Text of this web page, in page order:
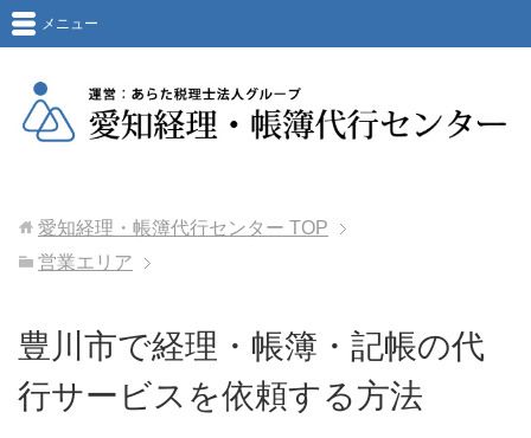
メニュー
愛知経理・帳簿代行センター TOP
営業エリア
豊川市で経理・帳簿・記帳の代
行サービスを依頼する方法